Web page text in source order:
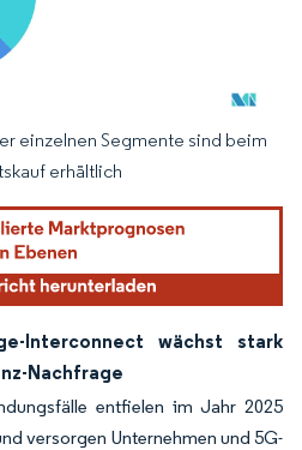
erfordert Namensnennung
einzelnen Segmente sind beim
erhältlich
Interconnect wächst stark
Nachfrage
entfielen im Jahr 2025
versorgen Unternehmen und 5G-